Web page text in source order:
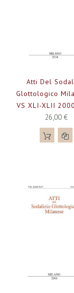
Atti Del
Glottologico
VS XLI-XLII
26,00 €